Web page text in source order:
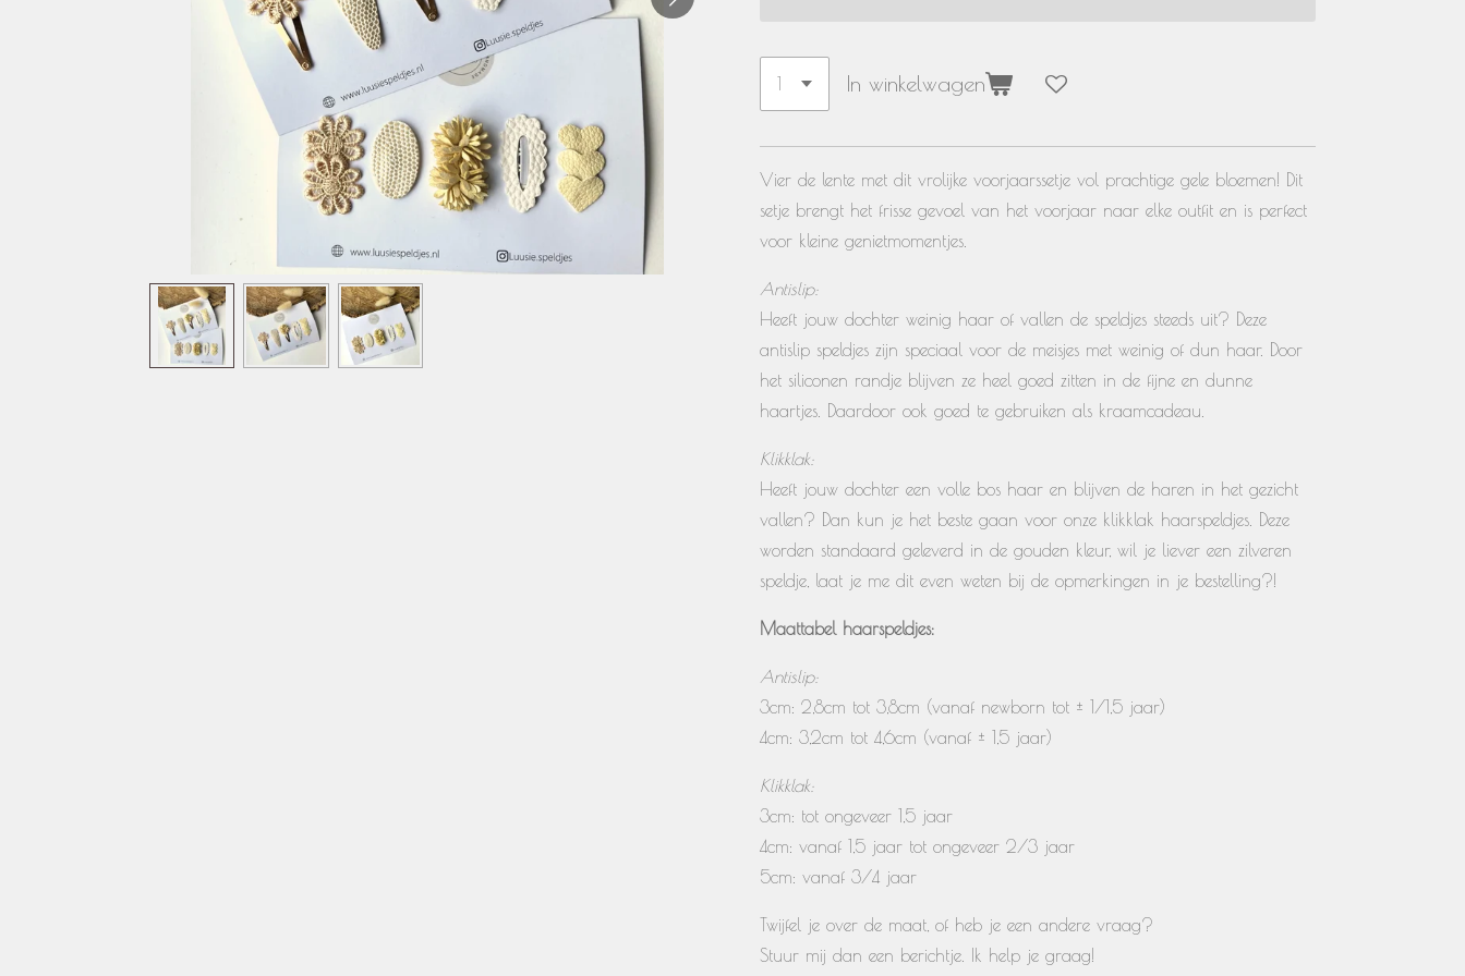
In winkelwagen
Vier de lente met dit vrolijke voorjaarssetje vol prachtige gele bloemen! Dit
setje brengt het frisse gevoel van het voorjaar naar elke outfit en is perfect
voor kleine genietmomentjes.
Antislip:
Heeft jouw dochter weinig haar of vallen de speldjes steeds uit? Deze
antislip speldjes zijn speciaal voor de meisjes met weinig of dun haar. Door
het siliconen randje blijven ze heel goed zitten in de fijne en dunne
haartjes. Daardoor ook goed te gebruiken als kraamcadeau.
Klikklak:
Heeft jouw dochter een volle bos haar en blijven de haren in het gezicht
vallen? Dan kun je het beste gaan voor onze klikklak haarspeldjes. Deze
worden standaard geleverd in de gouden kleur, wil je liever een zilveren
speldje, laat je me dit even weten bij de opmerkingen in je bestelling?!
Maattabel haarspeldjes:
Antislip:
3cm: 2,8cm tot 3,8cm (vanaf newborn tot ± 1/1,5 jaar)
4cm: 3,2cm tot 4,6cm (vanaf ± 1,5 jaar)
Klikklak:
3cm: tot ongeveer 1,5 jaar
4cm: vanaf 1,5 jaar tot ongeveer 2/3 jaar
5cm: vanaf 3/4 jaar
Twijfel je over de maat, of heb je een andere vraag?
Stuur mij dan een berichtje. Ik help je graag!